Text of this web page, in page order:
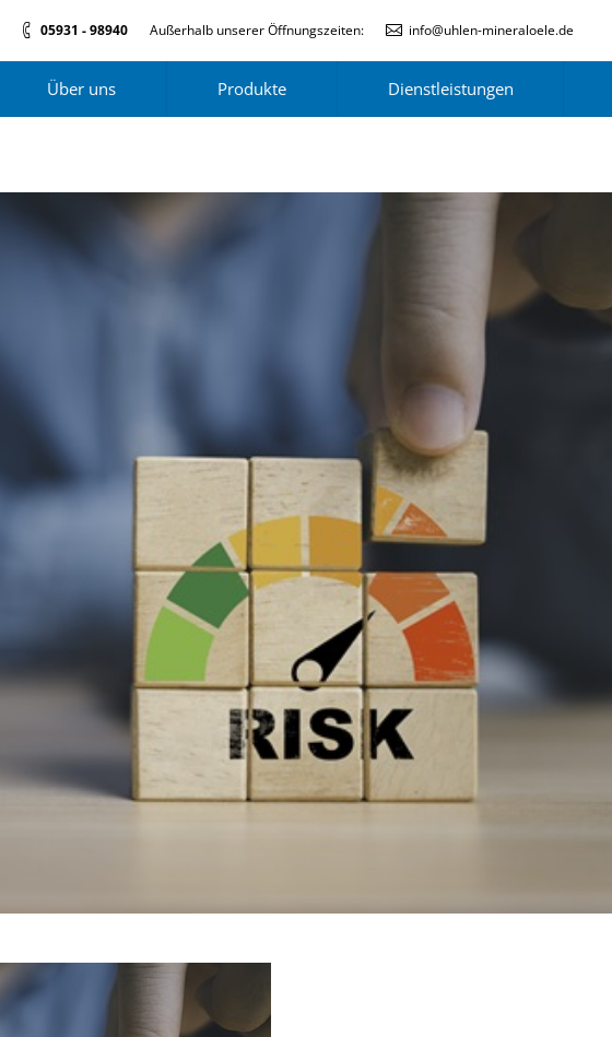
05931 - 98940 Außerhalb unserer Öffnungszeiten: info@uhlen-mineraloele.de
Über uns Produkte Dienstleistungen